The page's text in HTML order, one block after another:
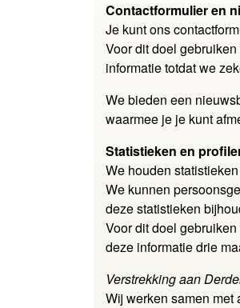
Contactformulier en
Je kunt ons
Voor dit doel
informatie totdat we
We bieden een
waarmee je je kunt
Statistieken en
We houden
We kunnen
deze statistieken
Voor dit doel
deze informatie drie
Verstrekking aan
Wij werken samen